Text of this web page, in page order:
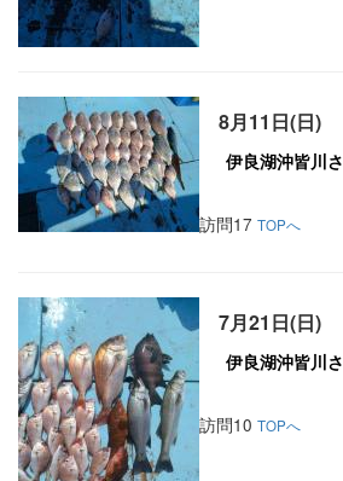
8月11日(日)
訪問17 TOPへ
7月21日(日)
訪問10 TOPへ